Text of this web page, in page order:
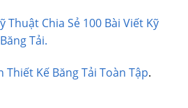
Thuật Chia Sẻ 100 Bài Viết Kỹ
Tải.
Thiết Kế Băng Tải Toàn Tập.